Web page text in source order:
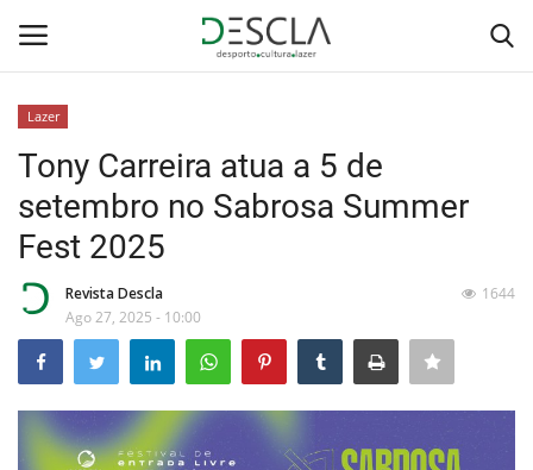
Home
Desporto
Sobre Nós
Lazer
Tony Carreira atua a 5 de
setembro no Sabrosa Summer
Fest 2025
Revista Descla
Ago 27, 2025 - 10:00
1644